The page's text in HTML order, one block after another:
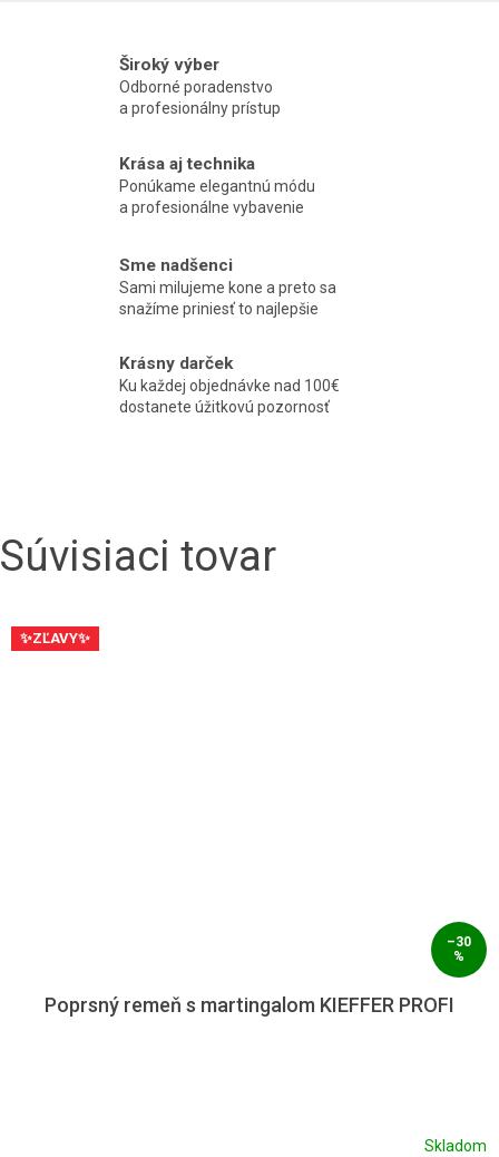
Široký výber
Odborné poradenstvo
a profesionálny prístup
Krása aj technika
Ponúkame elegantnú módu
a profesionálne vybavenie
Sme nadšenci
Sami milujeme kone a preto sa
snažíme priniesť to najlepšie
Krásny darček
Ku každej objednávke nad 100€
dostanete úžitkovú pozornosť
Súvisiaci tovar
✨ZĽAVY✨
–30
%
Poprsný remeň s martingalom KIEFFER PROFI
Skladom